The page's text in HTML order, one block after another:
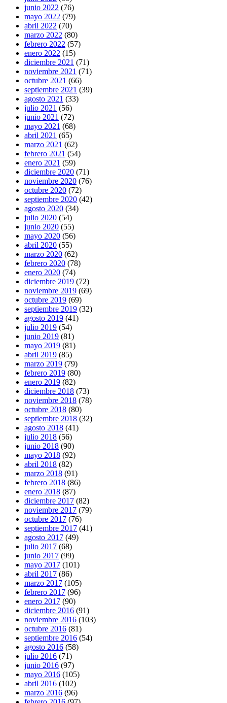
junio 2022 (76)
mayo 2022 (79)
abril 2022 (70)
marzo 2022 (80)
febrero 2022 (57)
enero 2022 (15)
diciembre 2021 (71)
noviembre 2021 (71)
octubre 2021 (66)
septiembre 2021 (39)
agosto 2021 (33)
julio 2021 (56)
junio 2021 (72)
mayo 2021 (68)
abril 2021 (65)
marzo 2021 (62)
febrero 2021 (54)
enero 2021 (59)
diciembre 2020 (71)
noviembre 2020 (76)
octubre 2020 (72)
septiembre 2020 (42)
agosto 2020 (34)
julio 2020 (54)
junio 2020 (55)
mayo 2020 (56)
abril 2020 (55)
marzo 2020 (62)
febrero 2020 (78)
enero 2020 (74)
diciembre 2019 (72)
noviembre 2019 (69)
octubre 2019 (69)
septiembre 2019 (32)
agosto 2019 (41)
julio 2019 (54)
junio 2019 (81)
mayo 2019 (81)
abril 2019 (85)
marzo 2019 (79)
febrero 2019 (80)
enero 2019 (82)
diciembre 2018 (73)
noviembre 2018 (78)
octubre 2018 (80)
septiembre 2018 (32)
agosto 2018 (41)
julio 2018 (56)
junio 2018 (90)
mayo 2018 (92)
abril 2018 (82)
marzo 2018 (91)
febrero 2018 (86)
enero 2018 (87)
diciembre 2017 (82)
noviembre 2017 (79)
octubre 2017 (76)
septiembre 2017 (41)
agosto 2017 (49)
julio 2017 (68)
junio 2017 (99)
mayo 2017 (101)
abril 2017 (86)
marzo 2017 (105)
febrero 2017 (96)
enero 2017 (90)
diciembre 2016 (91)
noviembre 2016 (103)
octubre 2016 (81)
septiembre 2016 (54)
agosto 2016 (58)
julio 2016 (71)
junio 2016 (97)
mayo 2016 (105)
abril 2016 (102)
marzo 2016 (96)